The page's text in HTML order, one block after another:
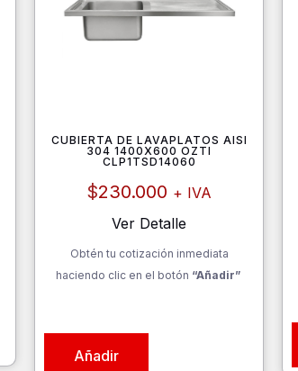
CUBIERTA DE LAVAPLATOS AISI
304 1400X600 OZTI
CLP1TSD14060
$230.000 + IVA
Ver Detalle
Obtén tu cotización inmediata
haciendo clic en el botón “Añadir”
Añadir